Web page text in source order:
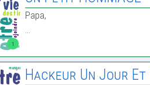
1
Papa,
…
Hackeur Un Jour